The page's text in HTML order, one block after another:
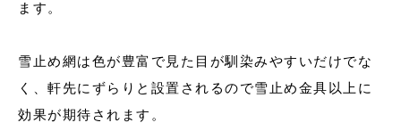
ます。
雪止め網は色が豊富で見た目が馴染みやすいだけでな
く、軒先にずらりと設置されるので雪止め金具以上に
効果が期待されます。